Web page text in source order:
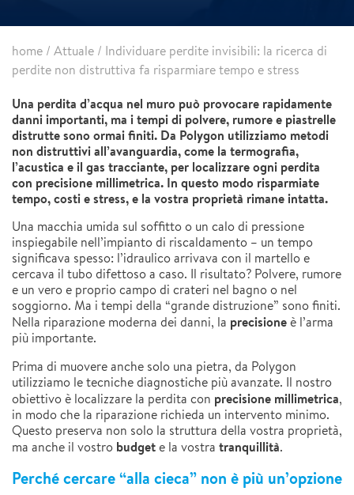
home / Attuale / Individuare perdite invisibili: la ricerca di
perdite non distruttiva fa risparmiare tempo e stress
Una perdita d’acqua nel muro può provocare rapidamente
danni importanti, ma i tempi di polvere, rumore e piastrelle
distrutte sono ormai finiti. Da Polygon utilizziamo metodi
non distruttivi all’avanguardia, come la termografia,
l’acustica e il gas tracciante, per localizzare ogni perdita
con precisione millimetrica. In questo modo risparmiate
tempo, costi e stress, e la vostra proprietà rimane intatta.
Una macchia umida sul soffitto o un calo di pressione
inspiegabile nell’impianto di riscaldamento – un tempo
significava spesso: l’idraulico arrivava con il martello e
cercava il tubo difettoso a caso. Il risultato? Polvere, rumore
e un vero e proprio campo di crateri nel bagno o nel
soggiorno. Ma i tempi della “grande distruzione” sono finiti.
Nella riparazione moderna dei danni, la precisioneè l’arma
più importante.
Prima di muovere anche solo una pietra, da Polygon
utilizziamo le tecniche diagnostiche più avanzate. Il nostro
obiettivo è localizzare la perdita con precisione millimetrica,
in modo che la riparazione richieda un intervento minimo.
Questo preserva non solo la struttura della vostra proprietà,
ma anche il vostro budgete la vostra tranquillità.
Perché cercare “alla cieca” non è più un’opzione